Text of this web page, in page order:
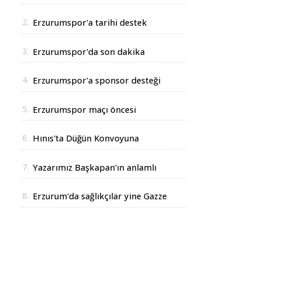
2. Erzurumspor'a tarihi destek
3. Erzurumspor'da son dakika
4. Erzurumspor'a sponsor desteği
5. Erzurumspor maçı öncesi
6. Hınıs'ta Düğün Konvoyuna
7. Yazarımız Başkapan'ın anlamlı
8. Erzurum'da sağlıkçılar yine Gazze